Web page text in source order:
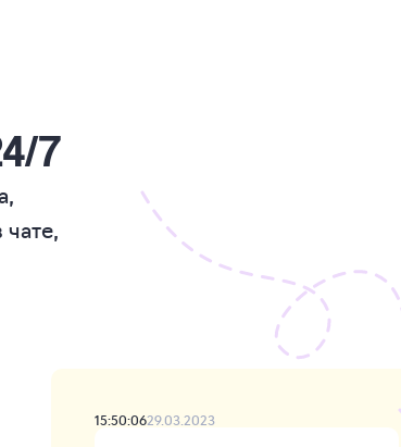
7
15:50:0629.03.2023